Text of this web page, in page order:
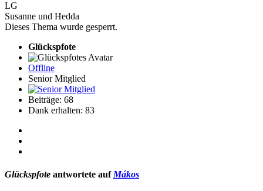
LG
Susanne und Hedda
Dieses Thema wurde gesperrt.
Glückspfote
Offline
Senior Mitglied
Beiträge: 68
Dank erhalten: 83
Glückspfote antwortete auf Mákos